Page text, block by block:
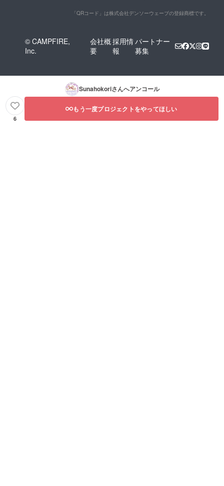
「QRコード」は株式会社デンソーウェーブの登録商標です。
© CAMPFIRE,
Inc.
会社概
要
採用情
報
パートナー
募集
Sunahokoriさんへアンコール
6
もう一度プロジェクトをやってほしい